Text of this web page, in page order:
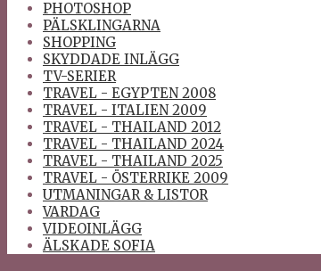
PHOTOSHOP
PÄLSKLINGARNA
SHOPPING
SKYDDADE INLÄGG
TV-SERIER
TRAVEL - EGYPTEN 2008
TRAVEL - ITALIEN 2009
TRAVEL - THAILAND 2012
TRAVEL - THAILAND 2024
TRAVEL - THAILAND 2025
TRAVEL - ÖSTERRIKE 2009
UTMANINGAR & LISTOR
VARDAG
VIDEOINLÄGG
ÄLSKADE SOFIA